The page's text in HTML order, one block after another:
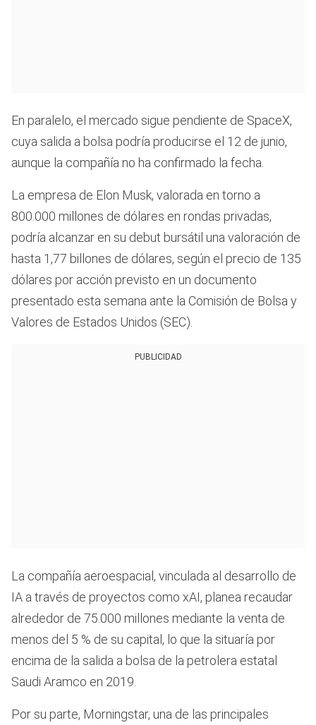
En paralelo, el mercado sigue pendiente de SpaceX,
cuya salida a bolsa podría producirse el 12 de junio,
aunque la compañía no ha confirmado la fecha.
La empresa de Elon Musk, valorada en torno a
800.000 millones de dólares en rondas privadas,
podría alcanzar en su debut bursátil una valoración de
hasta 1,77 billones de dólares, según el precio de 135
dólares por acción previsto en un documento
presentado esta semana ante la Comisión de Bolsa y
Valores de Estados Unidos (SEC).
PUBLICIDAD
La compañía aeroespacial, vinculada al desarrollo de
IA a través de proyectos como xAI, planea recaudar
alrededor de 75.000 millones mediante la venta de
menos del 5 % de su capital, lo que la situaría por
encima de la salida a bolsa de la petrolera estatal
Saudi Aramco en 2019.
Por su parte, Morningstar, una de las principales